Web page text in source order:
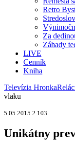
Retro
Za
Záhady
LIVE
Cenník
Kniha
Televízia Hronka
vlaku
5.05.2015 2 103
Unikátny